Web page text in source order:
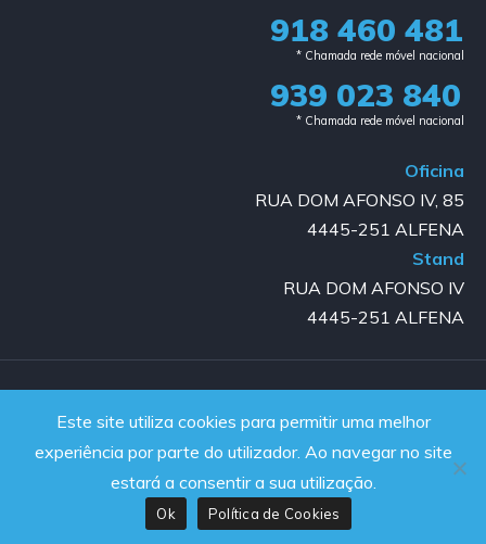
918 460 481
* Chamada rede móvel nacional
939 023 840​
* Chamada rede móvel nacional
Oficina
RUA DOM AFONSO IV, 85
4445-251 ALFENA
Stand
RUA DOM AFONSO IV
4445-251 ALFENA
Powered by JanelaWeb
Este site utiliza cookies para permitir uma melhor
experiência por parte do utilizador. Ao navegar no site
estará a consentir a sua utilização.
Ok Política de Cookies